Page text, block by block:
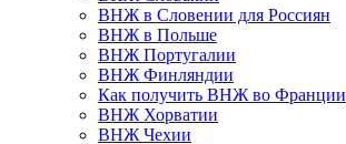
ВНЖ в Словении для Россиян
ВНЖ в Польше
ВНЖ Португалии
ВНЖ Финляндии
Как получить ВНЖ во Франции
ВНЖ Хорватии
ВНЖ Чехии